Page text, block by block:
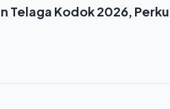
Telaga Kodok 2026,